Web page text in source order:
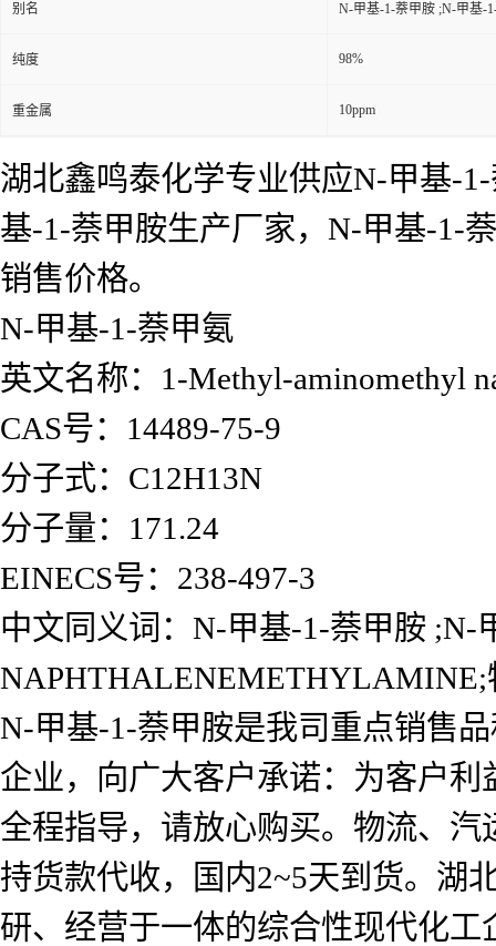
别名 N-甲基-1-萘甲胺 ;N-甲基-
纯度 98%
重金属 10ppm
湖北鑫鸣泰化学专业供应N-甲基-
基-1-萘甲胺生产厂家，N-甲基-1-
销售价格。
N-甲基-1-萘甲氨
英文名称：1-Methyl-aminomethyl
CAS号：14489-75-9
分子式：C12H13N
分子量：171.24
EINECS号：238-497-3
中文同义词：N-甲基-1-萘甲胺
N-甲基-1-萘甲胺是我司重点销售
企业，向广大客户承诺：为客户
全程指导，请放心购买。物流、
持货款代收，国内2~5天到货。湖
研、经营于一体的综合性现代化